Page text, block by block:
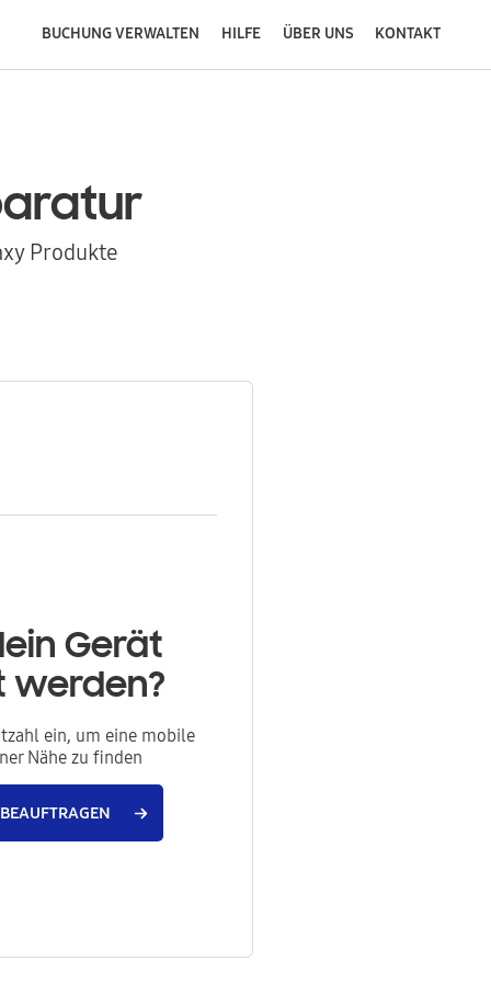
BUCHUNG VERWALTEN HILFE ÜBER UNS KONTAKT
Produkte
Gerät
werden?
ein, um eine mobile
Nähe zu finden